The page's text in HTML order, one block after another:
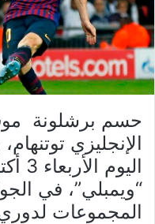
حسم برشلونة
“ويمبلي”، في
المجموعات